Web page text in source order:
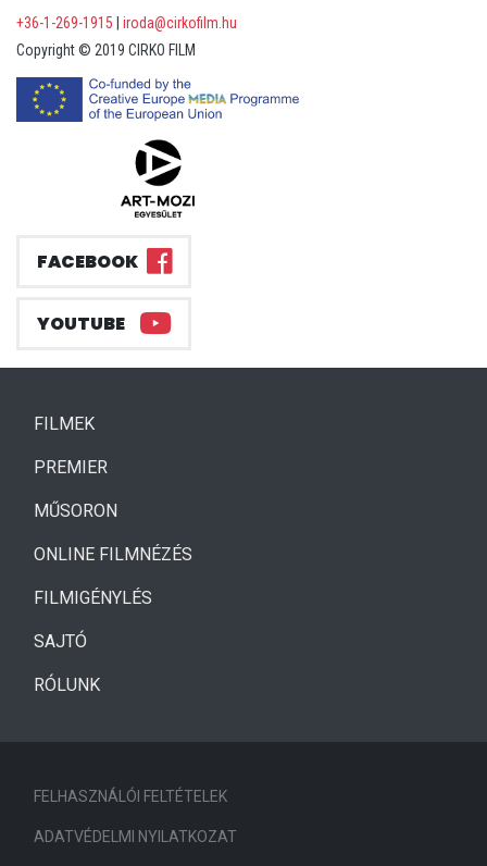
+36-1-269-1915
iroda@cirkofilm.hu
Copyright © 2019 CIRKO FILM
FACEBOOK
YOUTUBE
FILMEK(CURRENT)
PREMIER
MŰSORON
ONLINE FILMNÉZÉS
FILMIGÉNYLÉS
SAJTÓ
RÓLUNK
FELHASZNÁLÓI FELTÉTELEK
ADATVÉDELMI NYILATKOZAT